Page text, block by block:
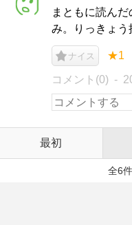
まともに読ん
み。りっきょう
ナイス ★1
コメント(0)
最初
全6